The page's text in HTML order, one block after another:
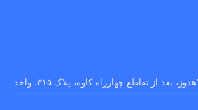
تهران، خیابان شهید کلاهدوز، بعد از تقاطع چهارراه کاوه، پلاک ۳۱۵، واحد